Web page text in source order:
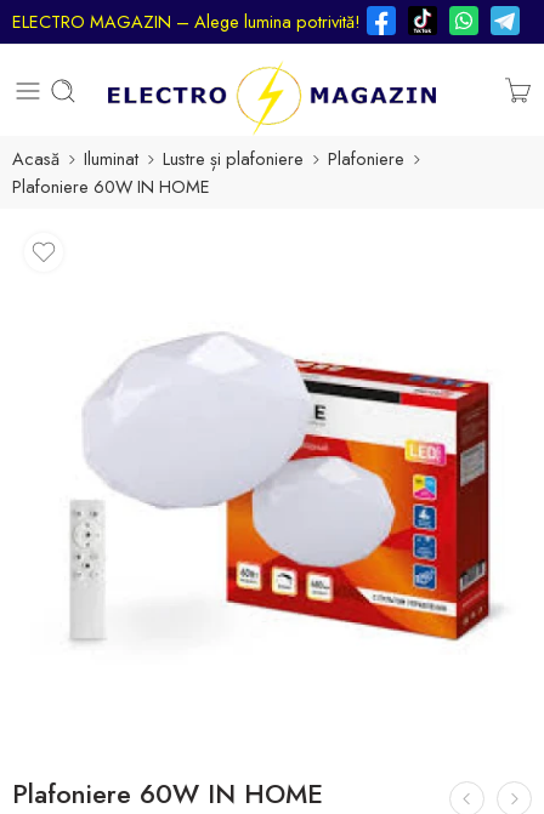
ELECTRO MAGAZIN – Alege lumina potrivită!
Acasă Iluminat Lustre și plafoniere
Plafoniere
Plafoniere 60W IN HOME
Plafoniere 60W IN HOME